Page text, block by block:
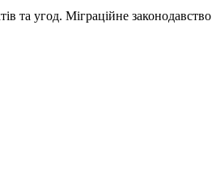
та угод. Міграційне законодавство